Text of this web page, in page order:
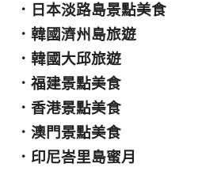
． 日本淡路島景點美食
． 韓國濟州島旅遊
． 韓國大邱旅遊
． 福建景點美食
． 香港景點美食
． 澳門景點美食
． 印尼峇里島蜜月